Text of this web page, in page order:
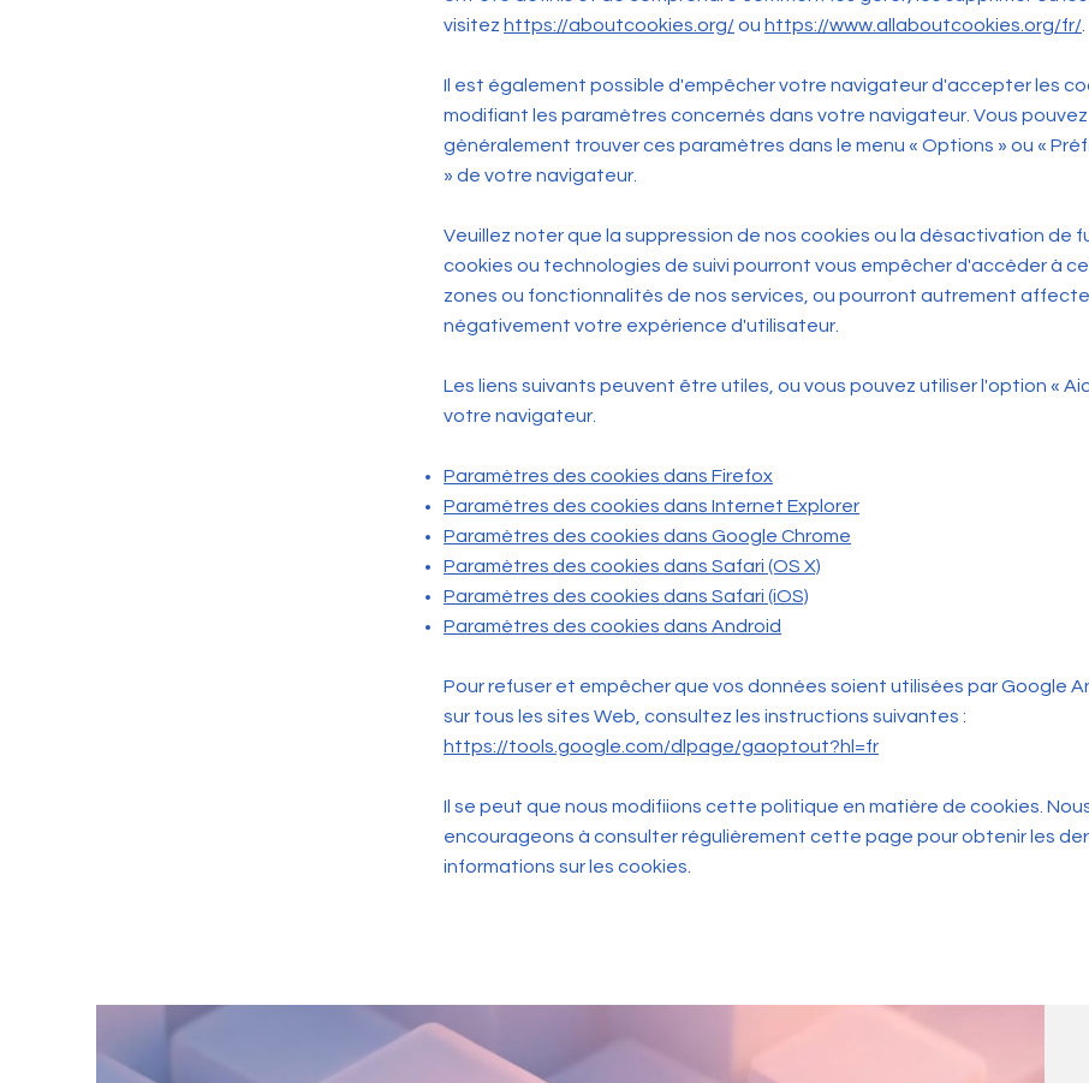
visitez https://aboutcookies.org/ou https://www.allaboutcookies.org/fr/
Il est également possible d'empêcher votre navigateur d'accepter les
modifiant les paramètres concernés dans votre navigateur. Vous pouvez
généralement trouver ces paramètres dans le menu « Options » ou «
» de votre navigateur.
Veuillez noter que la suppression de nos cookies ou la désactivation de
cookies ou technologies de suivi pourront vous empêcher d'accéder à
zones ou fonctionnalités de nos services, ou pourront autrement
négativement votre expérience d'utilisateur.
Les liens suivants peuvent être utiles, ou vous pouvez utiliser l'option «
votre navigateur.
Paramètres des cookies dans Firefox
Paramètres des cookies dans Internet Explorer
Paramètres des cookies dans Google Chrome
Paramètres des cookies dans Safari (OS X)
Paramètres des cookies dans Safari (iOS)
Paramètres des cookies dans Android
Pour refuser et empêcher que vos données soient utilisées par Google
sur tous les sites Web, consultez les instructions suivantes :
https://tools.google.com/dlpage/gaoptout?hl=fr
Il se peut que nous modifiions cette politique en matière de cookies.
encourageons à consulter régulièrement cette page pour obtenir les
informations sur les cookies.